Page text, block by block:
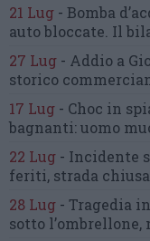
21 Lug - Bomba
auto bloccate. Il
27 Lug - Addio a
storico
17 Lug - Choc in
bagnanti:uomo
22 Lug - Incidente
feriti, strada chiusa
28 Lug - Tragedia
sotto l’ombrellone,